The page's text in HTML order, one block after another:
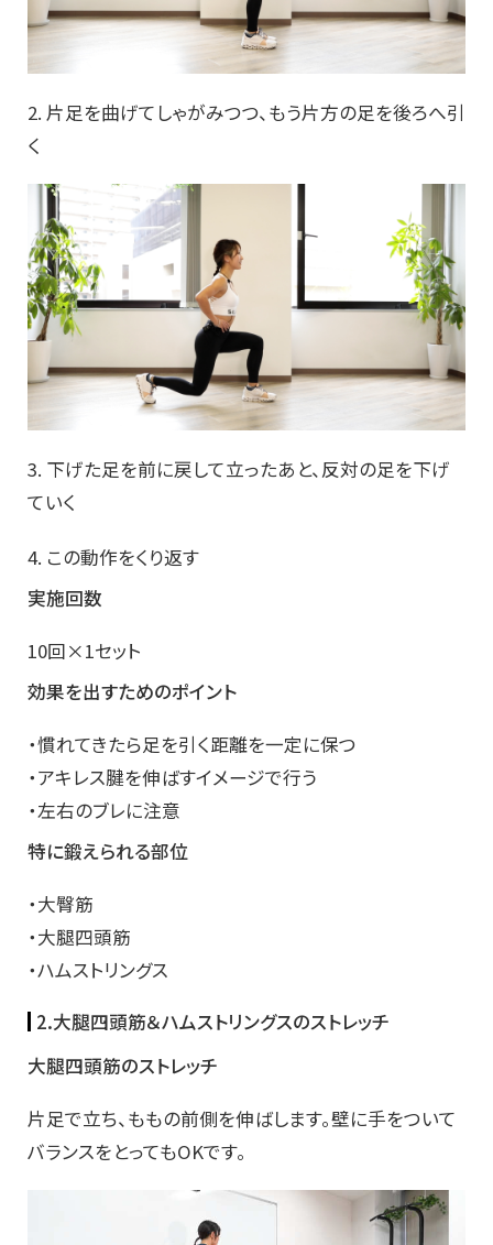
2. 片足を曲げてしゃがみつつ、もう片方の足を後ろへ引
く
3. 下げた足を前に戻して立ったあと、反対の足を下げ
ていく
4. この動作をくり返す
実施回数
10回×1セット
効果を出すためのポイント
・慣れてきたら足を引く距離を一定に保つ
・アキレス腱を伸ばすイメージで行う
・左右のブレに注意
特に鍛えられる部位
・大臀筋
・大腿四頭筋
・ハムストリングス
2.大腿四頭筋＆ハムストリングスのストレッチ
大腿四頭筋のストレッチ
片足で立ち、ももの前側を伸ばします。壁に手をついて
バランスをとってもOKです。